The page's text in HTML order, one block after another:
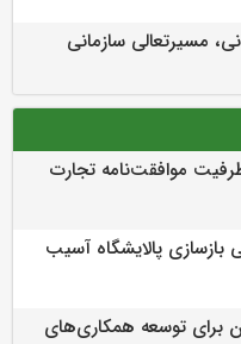
مسیرتعالی سازمانی
موافقت‌نامه تجارت
بازسازی پالایشگاه آسیب
برای توسعه همکاری‌های